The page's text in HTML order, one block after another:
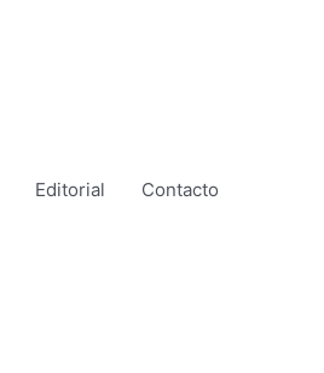
Editorial Contacto